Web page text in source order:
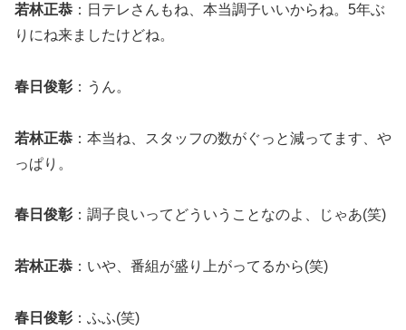
若林正恭 ：日テレさんもね、本当調子いいからね。5年ぶ
りにね来ましたけどね。
春日俊彰 ：うん。
若林正恭 ：本当ね、スタッフの数がぐっと減ってます、や
っぱり。
春日俊彰 ：調子良いってどういうことなのよ、じゃあ(笑)
若林正恭 ：いや、番組が盛り上がってるから(笑)
春日俊彰 ：ふふ(笑)